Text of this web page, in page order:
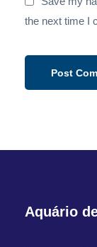
the next time I
Aquário